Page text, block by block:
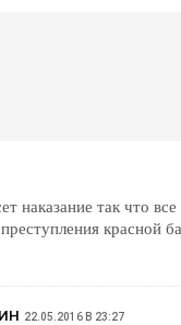
русские вымирают как
и преступления красной
22.05.2016 В 23:27